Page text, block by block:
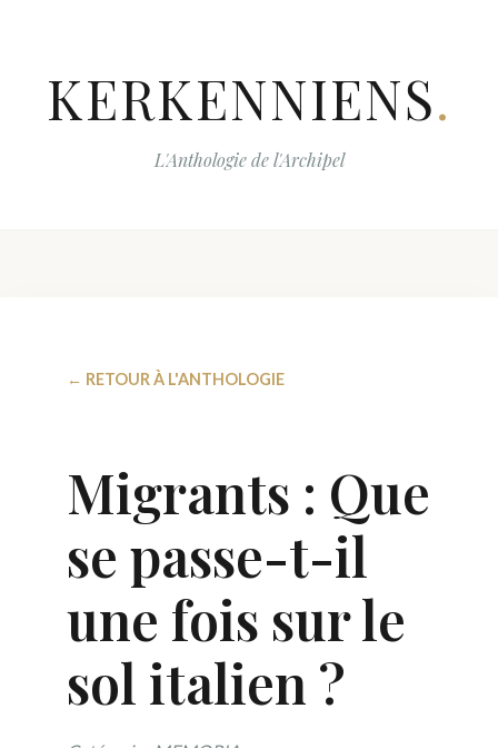
KERKENNIENS.
L'Anthologie de l'Archipel
← RETOUR À L'ANTHOLOGIE
Migrants : Que
se passe-t-il
une fois sur le
sol italien ?